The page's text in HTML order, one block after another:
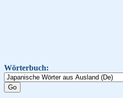
Wörterbuch: